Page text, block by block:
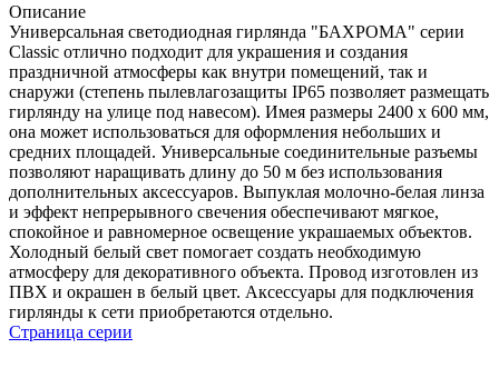
Описание
Универсальная светодиодная гирлянда "БАХРОМА" серии
Classic отлично подходит для украшения и создания
праздничной атмосферы как внутри помещений, так и
снаружи (степень пылевлагозащиты IP65 позволяет размещать
гирлянду на улице под навесом). Имея размеры 2400 x 600 мм,
она может использоваться для оформления небольших и
средних площадей. Универсальные соединительные разъемы
позволяют наращивать длину до 50 м без использования
дополнительных аксессуаров. Выпуклая молочно-белая линза
и эффект непрерывного свечения обеспечивают мягкое,
спокойное и равномерное освещение украшаемых объектов.
Холодный белый свет помогает создать необходимую
атмосферу для декоративного объекта. Провод изготовлен из
ПВХ и окрашен в белый цвет. Аксессуары для подключения
гирлянды к сети приобретаются отдельно.
Страница серии